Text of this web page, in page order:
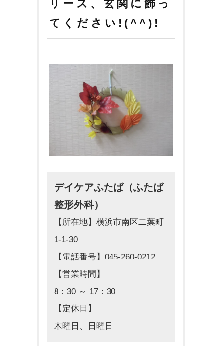
リース、玄関に飾っ
てください!(^^)!
デイケアふたば（ふたば
整形外科）
【所在地】横浜市南区二葉町
1-1-30
【電話番号】045-260-0212
【営業時間】
8：30 ～ 17：30
【定休日】
木曜日、日曜日